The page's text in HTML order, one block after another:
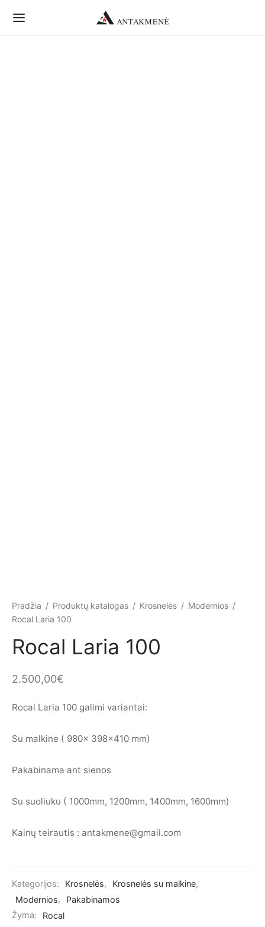
Pradžia / Produktų katalogas / Krosnelės / Modernios /
Rocal Laria 100
Rocal Laria 100
2.500,00€
Rocal Laria 100 galimi variantai:
Su malkine ( 980x 398×410 mm)
Pakabinama ant sienos
Su suoliuku ( 1000mm, 1200mm, 1400mm, 1600mm)
Kainų teirautis : antakmene@gmail.com
Kategorijos: Krosnelės, Krosnelės su malkine,
Modernios,
Pakabinamos
Žyma:
Rocal